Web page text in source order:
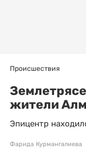
Происшествия
жители
Эпицентр
Фарида Курмангалиева